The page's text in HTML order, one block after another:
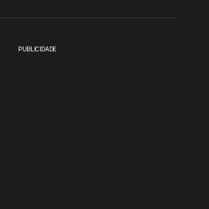
PUBLICIDADE